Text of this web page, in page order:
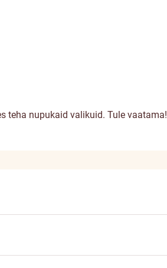
teha nupukaid valikuid. Tule vaatama!